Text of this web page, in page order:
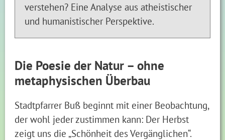
verstehen? Eine Analyse aus atheistischer
und humanistischer Perspektive.
Die Poesie der Natur – ohne
metaphysischen Überbau
Stadtpfarrer Buß beginnt mit einer Beobachtung,
der wohl jeder zustimmen kann: Der Herbst
zeigt uns die „Schönheit des Vergänglichen“.